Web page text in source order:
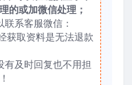
的或加微信处理；
联系客服微信：
获取资料是无法退款
有及时回复也不用担